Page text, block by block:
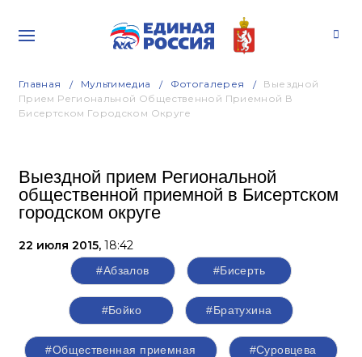
Главная Мультимедиа Фотогалерея
Выездной
Прием Региональной Общественной Приемной В
Бисертском Городском Округе
Выездной прием Региональной
общественной приемной в Бисертском
городском округе
22 июля 2015, 18:42
#Абзалов #Бисерть
#Бойко #Братухина
#Общественная приемная #Суровцева